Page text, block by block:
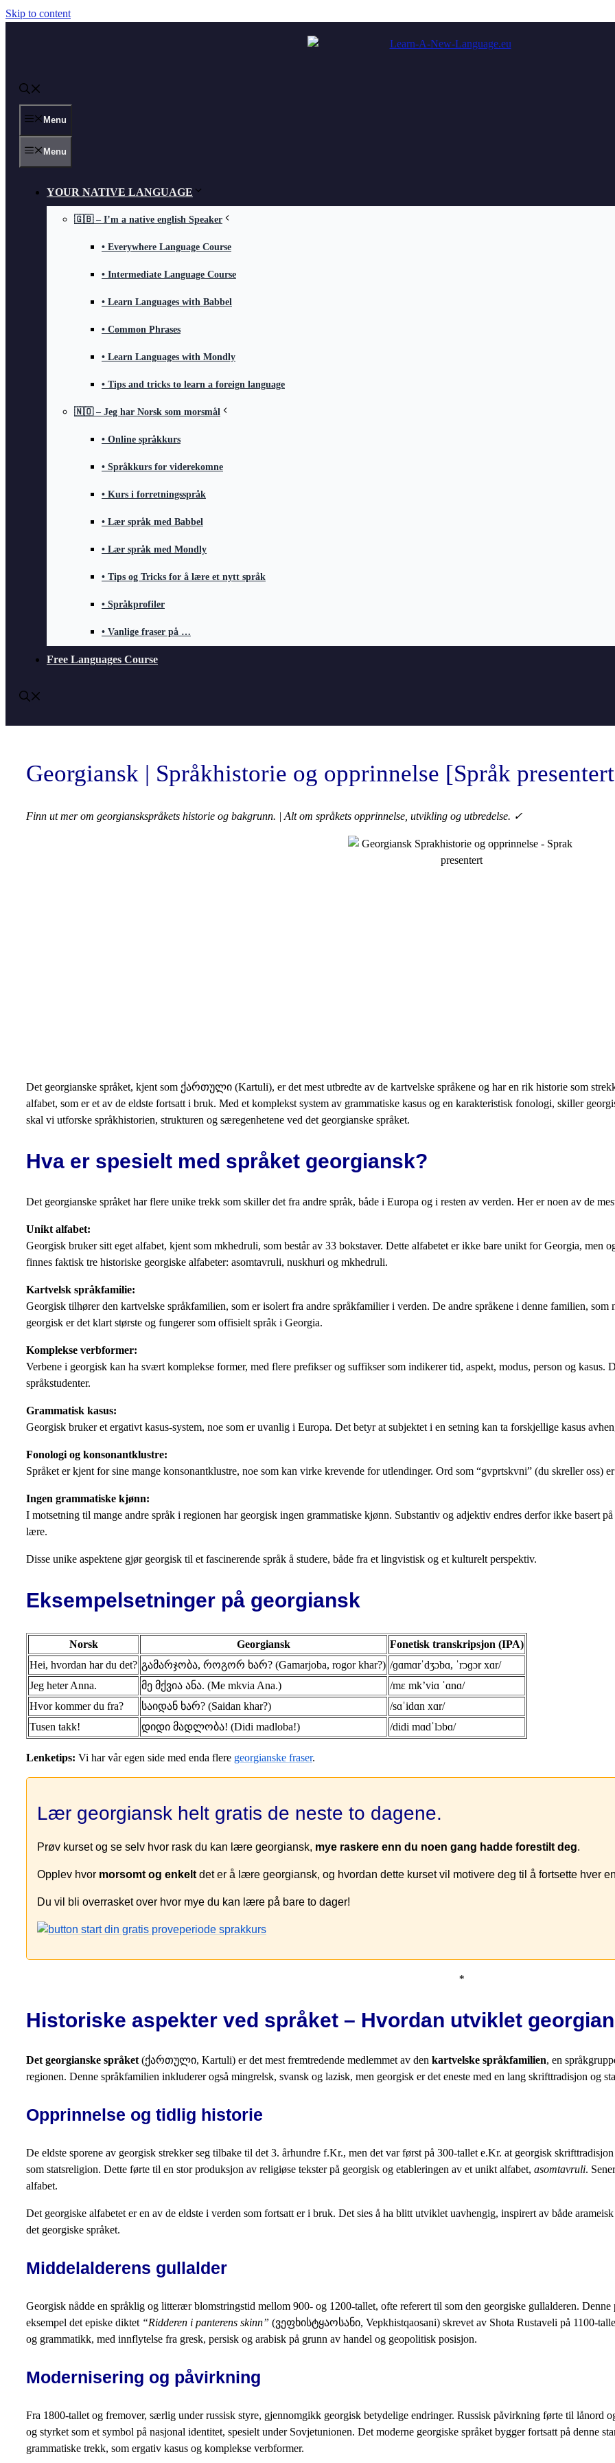
Skip to content
Menu
Menu
YOUR NATIVE LANGUAGE
🇬🇧 – I’m a native english Speaker
• Everywhere Language Course
• Intermediate Language Course
• Learn Languages with Babbel
• Common Phrases
• Learn Languages with Mondly
• Tips and tricks to learn a foreign language
🇳🇴 – Jeg har Norsk som morsmål
• Online språkkurs
• Språkkurs for viderekomne
• Kurs i forretningsspråk
• Lær språk med Babbel
• Lær språk med Mondly
• Tips og Tricks for å lære et nytt språk
• Språkprofiler
• Vanlige fraser på …
Free Languages Course
Georgiansk | Språkhistorie og opprinnelse [Språk
Finn ut mer om georgianskspråkets historie og bakgrunn. | Alt om språkets opprinnelse, utvikling og utbredelse. ✓
Det georgianske språket, kjent som ქართული (Kartuli), er det mest utbredte av de kartvelske språkene og har en rik historie som
alfabet, som er et av de eldste fortsatt i bruk. Med et komplekst system av grammatiske kasus og en karakteristisk fonologi, skiller
skal vi utforske språkhistorien, strukturen og særegenhetene ved det georgianske språket.
Hva er spesielt med språket georgiansk?
Det georgianske språket har flere unike trekk som skiller det fra andre språk, både i Europa og i resten av verden. Her er noen av de
Unikt alfabet:
Georgisk bruker sitt eget alfabet, kjent som mkhedruli, som består av 33 bokstaver. Dette alfabetet er ikke bare unikt for Georgia, men
finnes faktisk tre historiske georgiske alfabeter: asomtavruli, nuskhuri og mkhedruli.
Kartvelsk språkfamilie:
Georgisk tilhører den kartvelske språkfamilien, som er isolert fra andre språkfamilier i verden. De andre språkene i denne familien,
georgisk er det klart største og fungerer som offisielt språk i Georgia.
Komplekse verbformer:
Verbene i georgisk kan ha svært komplekse former, med flere prefikser og suffikser som indikerer tid, aspekt, modus, person og kasus.
språkstudenter.
Grammatisk kasus:
Georgisk bruker et ergativt kasus-system, noe som er uvanlig i Europa. Det betyr at subjektet i en setning kan ta forskjellige kasus
Fonologi og konsonantklustre:
Språket er kjent for sine mange konsonantklustre, noe som kan virke krevende for utlendinger. Ord som “gvprtskvni” (du skreller oss)
Ingen grammatiske kjønn:
I motsetning til mange andre språk i regionen har georgisk ingen grammatiske kjønn. Substantiv og adjektiv endres derfor ikke basert
lære.
Disse unike aspektene gjør georgisk til et fascinerende språk å studere, både fra et lingvistisk og et kulturelt perspektiv.
Eksempelsetninger på georgiansk
Norsk Georgiansk
Fonetisk transkripsjon (IPA)
Hei, hvordan har du det? გამარჯობა, როგორ ხარ? (Gamarjoba, rogor khar?) /ɡɑmɑrˈdʒɔbɑ, ˈrɔɡɔr xɑr/
Jeg heter Anna.
მე მქვია ანა. (Me mkvia Ana.)
/mɛ mkʼviɑ ˈɑnɑ/
Hvor kommer du fra?
საიდან ხარ? (Saidan khar?)
/sɑˈidɑn xɑr/
Tusen takk!
დიდი მადლობა! (Didi madloba!) /didi mɑdˈlɔbɑ/
Lenketips: Vi har vår egen side med enda flere georgianske fraser.
Lær georgiansk helt gratis de neste to dagene.
Prøv kurset og se selv hvor rask du kan lære georgiansk, mye raskere enn du noen gang hadde forestilt deg.
Opplev hvor morsomt og enkelt det er å lære georgiansk, og hvordan dette kurset vil motivere deg til å fortsette hver
Du vil bli overrasket over hvor mye du kan lære på bare to dager!
*
Historiske aspekter ved språket – Hvordan utviklet
Det georgianske språket(ქართული, Kartuli) er det mest fremtredende medlemmet av den kartvelske språkfamilien, en
regionen. Denne språkfamilien inkluderer også mingrelsk, svansk og lazisk, men georgisk er det eneste med en lang skrifttradisjon og
Opprinnelse og tidlig historie
De eldste sporene av georgisk strekker seg tilbake til det 3. århundre f.Kr., men det var først på 300-tallet e.Kr. at georgisk
som statsreligion. Dette førte til en stor produksjon av religiøse tekster på georgisk og etableringen av et unikt alfabet, asomtavruli.
alfabet.
Det georgiske alfabetet er en av de eldste i verden som fortsatt er i bruk. Det sies å ha blitt utviklet uavhengig, inspirert av både
det georgiske språket.
Middelalderens gullalder
Georgisk nådde en språklig og litterær blomstringstid mellom 900- og 1200-tallet, ofte referert til som den georgiske gullalderen.
eksempel det episke diktet “Ridderen i panterens skinn” (ვეფხისტყაოსანი, Vepkhistqaosani) skrevet av Shota Rustaveli på 1100-
og grammatikk, med innflytelse fra gresk, persisk og arabisk på grunn av handel og geopolitisk posisjon.
Modernisering og påvirkning
Fra 1800-tallet og fremover, særlig under russisk styre, gjennomgikk georgisk betydelige endringer. Russisk påvirkning førte til lånord
og styrket som et symbol på nasjonal identitet, spesielt under Sovjetunionen. Det moderne georgiske språket bygger fortsatt på denne
grammatiske trekk, som ergativ kasus og komplekse verbformer.